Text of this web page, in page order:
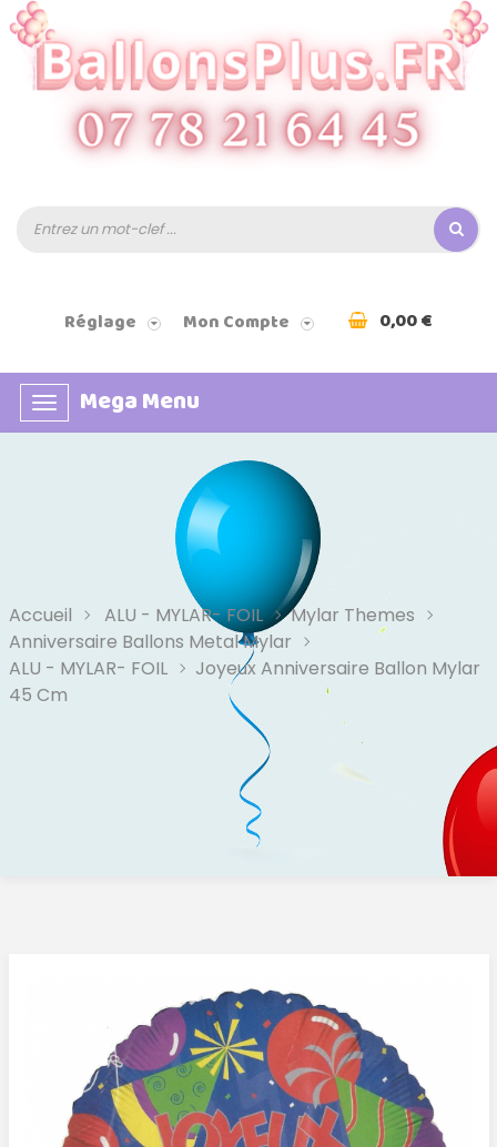
Réglage Mon Compte 0,00 €
Basculer
la
Mega Menu
Accueil ALU - MYLAR- FOIL
Mylar Themes
Anniversaire Ballons Metal Mylar
ALU - MYLAR- FOIL
Joyeux Anniversaire Ballon Mylar
45 Cm